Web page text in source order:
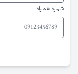
شماره همراه